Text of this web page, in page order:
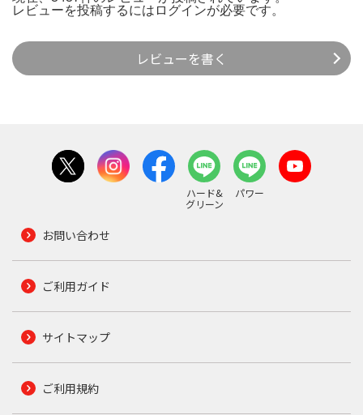
レビューを投稿するには ログインが必要です。
レビューを書く
ハード&
グリーン
パワー
お問い合わせ
ご利用ガイド
サイトマップ
ご利用規約